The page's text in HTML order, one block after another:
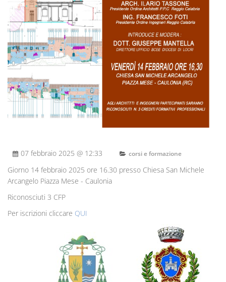
07 febbraio 2025 @ 12:33 corsi e formazione
Giorno 14 febbraio 2025 ore 16.30 presso Chiesa San Michele
Arcangelo Piazza Mese - Caulonia
Riconosciuti 3 CFP
Per iscrizioni cliccare QUI